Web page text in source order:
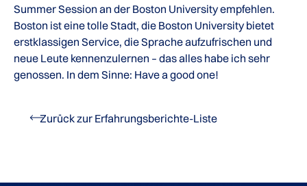
Summer Session an der Boston University empfehlen.
Boston ist eine tolle Stadt, die Boston University bietet
erstklassigen Service, die Sprache aufzufrischen und
neue Leute kennenzulernen – das alles habe ich sehr
genossen. In dem Sinne: Have a good one!
Zurück zur Erfahrungsberichte-Liste